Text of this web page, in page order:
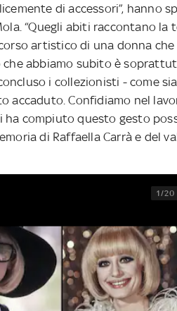
di accessori”, hanno
“Quegli abiti raccontano
artistico di una donna
abbiamo subito è
i collezionisti - come
accaduto. Confidiamo nel
ha compiuto questo gesto
di Raffaella Carrà e del
1/20